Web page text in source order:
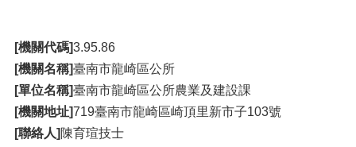
[機關代碼]3.95.86
[機關名稱]臺南市龍崎區公所
[單位名稱]臺南市龍崎區公所農業及建設課
[機關地址]719臺南市龍崎區崎頂里新市子103號
[聯絡人] 陳育瑄技士